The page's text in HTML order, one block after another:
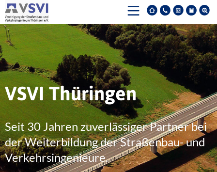
VSVI Thüringen
Seit 30 Jahren zuverlässiger Partner bei
der Weiterbildung der Straßenbau- und
Verkehrsingenieure.